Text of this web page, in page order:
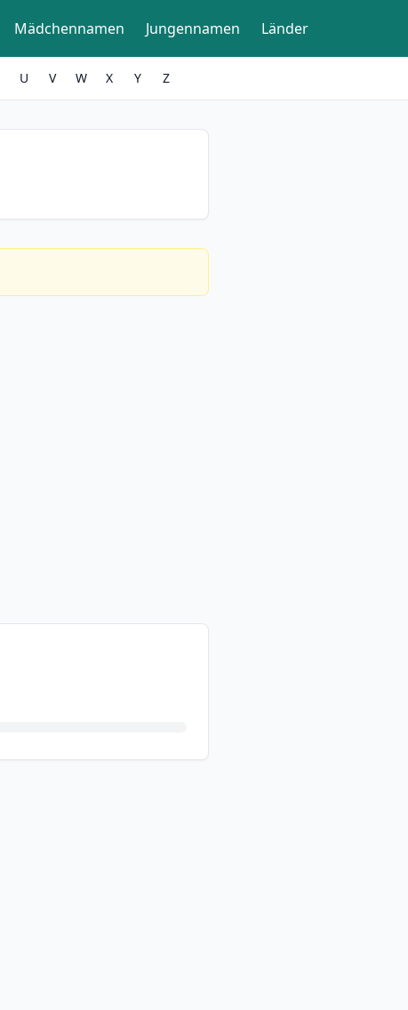
Mädchennamen Jungennamen Länder
U V W X Y Z